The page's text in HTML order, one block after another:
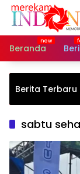
Langsung
Beranda
Berita Terbaru
Susun
sabtu